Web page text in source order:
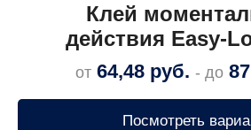
Клей
действия Easy-
от 64,48 руб. - до
Посмотреть